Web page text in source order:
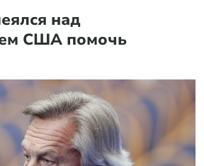
над
США помочь